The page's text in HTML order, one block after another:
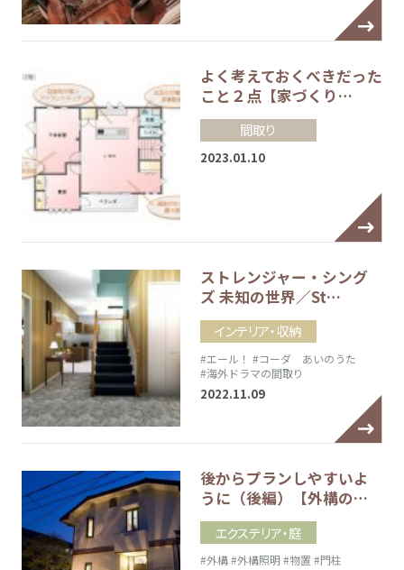
よく考えておくべきだった
こと２点【家づくり…
間取り
2023.01.10
ストレンジャー・シング
ズ 未知の世界／St…
インテリア・収納
#エール！ #コーダ あいのうた
#海外ドラマの間取り
2022.11.09
後からプランしやすいよ
うに（後編）【外構の…
エクステリア・庭
#外構#外構照明 #物置 #門柱